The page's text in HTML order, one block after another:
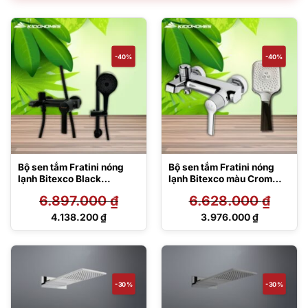
-40%
Bộ sen tắm Fratini nóng
lạnh Bitexco Black
6.897.000₫
Giá
6.897.000 ₫.
4.138.200₫
Giá
4.138.200 ₫.
-40%
Bộ sen tắm Fratini nóng
lạnh Bitexco màu Crom
513246.628.000₫
Giá
6.628.000 ₫.
3.976.000₫
Giá
3.976.000 ₫.
-30% -30%